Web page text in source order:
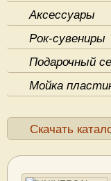
Аксессуары
Рок-сувениры
Подарочный
Мойка
Скачать